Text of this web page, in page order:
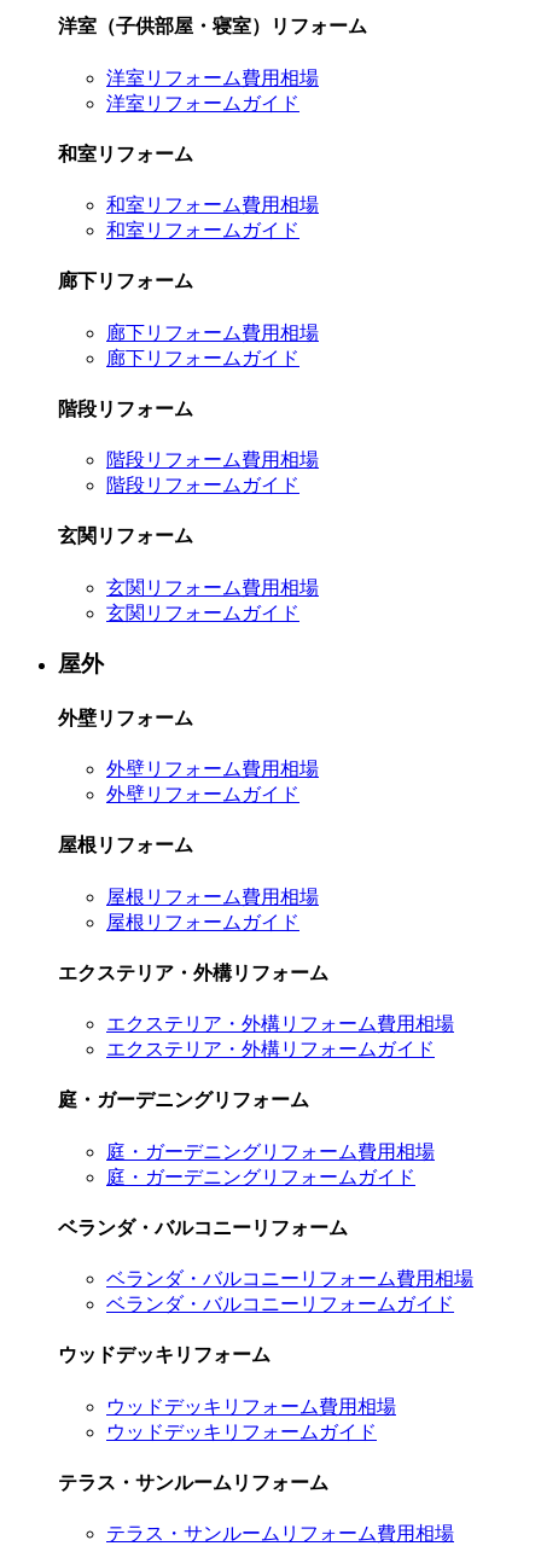
洋室（子供部屋・寝室）リフォーム
洋室リフォーム費用相場
洋室リフォームガイド
和室リフォーム
和室リフォーム費用相場
和室リフォームガイド
廊下リフォーム
廊下リフォーム費用相場
廊下リフォームガイド
階段リフォーム
階段リフォーム費用相場
階段リフォームガイド
玄関リフォーム
玄関リフォーム費用相場
玄関リフォームガイド
屋外
外壁リフォーム
外壁リフォーム費用相場
外壁リフォームガイド
屋根リフォーム
屋根リフォーム費用相場
屋根リフォームガイド
エクステリア・外構リフォーム
エクステリア・外構リフォーム費用相場
エクステリア・外構リフォームガイド
庭・ガーデニングリフォーム
庭・ガーデニングリフォーム費用相場
庭・ガーデニングリフォームガイド
ベランダ・バルコニーリフォーム
ベランダ・バルコニーリフォーム費用相場
ベランダ・バルコニーリフォームガイド
ウッドデッキリフォーム
ウッドデッキリフォーム費用相場
ウッドデッキリフォームガイド
テラス・サンルームリフォーム
テラス・サンルームリフォーム費用相場